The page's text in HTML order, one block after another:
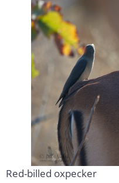
Red-billed oxpecker